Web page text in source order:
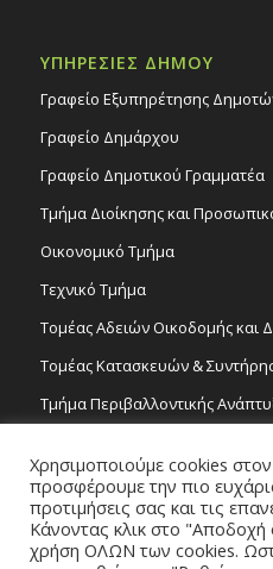
ΥΠΗΡΕΣΙΕΣ ΔΗΜΟΥ
Γραφείο Εξυπηρέτησης
Γραφείο Δημάρχου
Γραφείο Δημοτικού Γραμματέα
Τμήμα Διοίκησης και
Οικονομικό Τμήμα
Τεχνικό Τμήμα
Τομέας Αδειών Οικοδομής και
Τομέας Κατασκευών &
Τμήμα Περιβαλλοντικής
Τομέας Γραμμάτων και Τεχνών
Τροχονομία
Χρησιμοποιούμε cookies
προσφέρουμε την πιο
προτιμήσεις σας και τις
Κάνοντας κλικ στο
χρήση ΟΛΩΝ των cookies.